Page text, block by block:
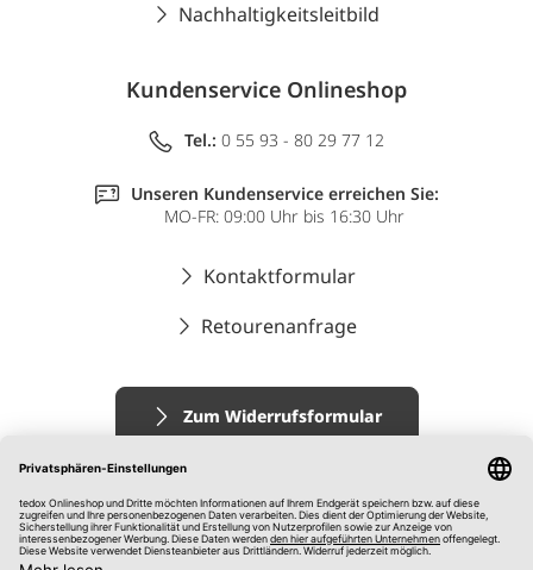
Nachhaltigkeitsleitbild
Kundenservice Onlineshop
Tel.: 0 55 93 - 80 29 77 12
Unseren Kundenservice erreichen Sie:
MO-FR: 09:00 Uhr bis 16:30 Uhr
Kontaktformular
Retourenanfrage
Zum Widerrufsformular
Impressum
AGB